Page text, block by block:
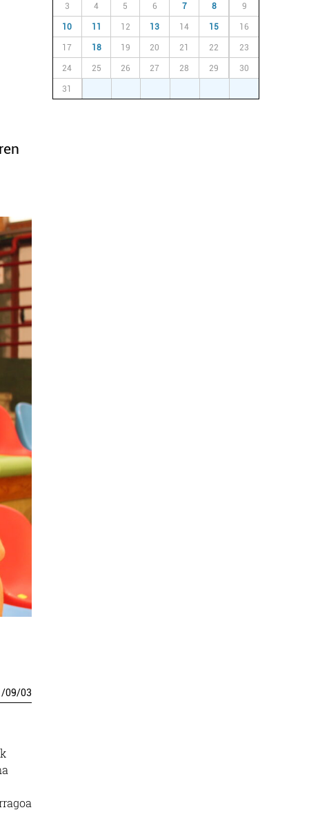
/09/03
3 4 5 6 7 8 9
10 11 12 13 14 15 16
17 18 19 20 21 22 23
24 25 26 27 28 29 30
31